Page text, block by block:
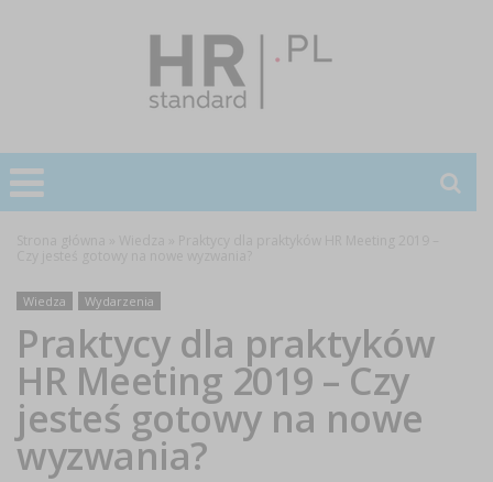
Wiedza Wydarzenia
Praktycy dla praktyków
HR Meeting 2019 – Czy
jesteś gotowy na nowe
wyzwania?